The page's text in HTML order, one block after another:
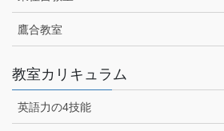
鷹合教室
教室カリキュラム
英語力の4技能